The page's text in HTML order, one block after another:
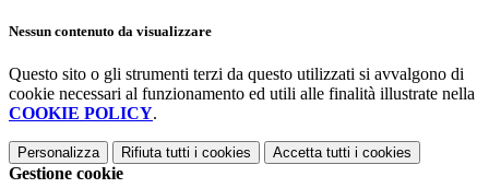
Nessun contenuto da visualizzare
Questo sito o gli strumenti terzi da questo utilizzati si avvalgono di
cookie necessari al funzionamento ed utili alle finalità illustrate nella
COOKIE POLICY.
Personalizza Rifiuta tutti i cookies Accetta tutti i cookies
Gestione cookie